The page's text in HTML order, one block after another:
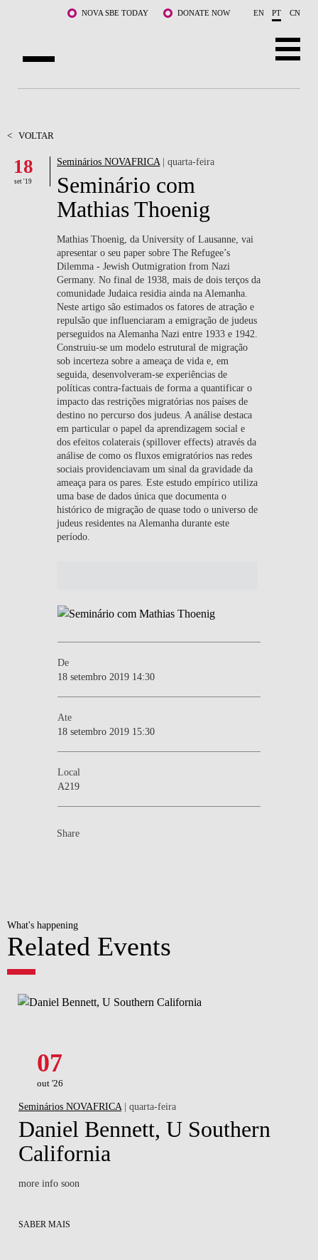
Saltar para o conteúdo principalNOVA SBE TODAY DONATE NOW EN PT CN
DOCENTES E INVESTIGAÇÃO
COMUNIDADE
WHAT'S HAPPENING
< VOLTAR
18
set '19
Seminários NOVAFRICA| quarta-feira
Seminário com
Mathias Thoenig
Mathias Thoenig, da University of Lausanne, vai
apresentar o seu paper sobre The Refugee’s
Dilemma - Jewish Outmigration from Nazi
Germany. No final de 1938, mais de dois terços da
comunidade Judaica residia ainda na Alemanha.
Neste artigo são estimados os fatores de atração e
repulsão que influenciaram a emigração de judeus
perseguidos na Alemanha Nazi entre 1933 e 1942.
Construiu-se um modelo estrutural de migração
sob incerteza sobre a ameaça de vida e, em
seguida, desenvolveram-se experiências de
políticas contra-factuais de forma a quantificar o
impacto das restrições migratórias nos países de
destino no percurso dos judeus. A análise destaca
em particular o papel da aprendizagem social e
dos efeitos colaterais (spillover effects) através da
análise de como os fluxos emigratórios nas redes
sociais providenciavam um sinal da gravidade da
ameaça para os pares. Este estudo empírico utiliza
uma base de dados única que documenta o
histórico de migração de quase todo o universo de
judeus residentes na Alemanha durante este
período.
De
18 setembro 2019 14:30
Ate
18 setembro 2019 15:30
Local
A219
Share
What's happening
Related Events
07
out '26
Seminários NOVAFRICA | quarta-feira
Daniel Bennett, U Southern
California
more info soon
SABER MAIS